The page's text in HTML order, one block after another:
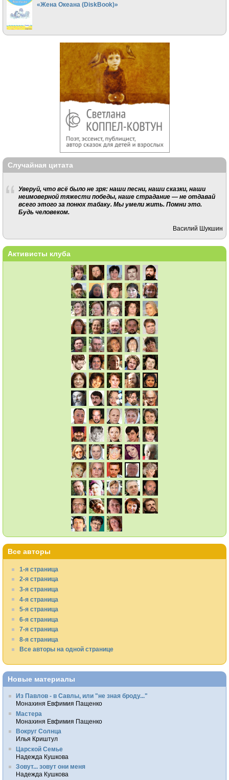
«Жена Океана (DiskBook)»
Случайная цитата
Уверуй, что всё было не зря: наши песни, наши сказки, наши
неимоверной тяжести победы, наше страдание — не отдавай
всего этого за понюх табаку. Мы умели жить. Помни это.
Будь человеком.
Василий Шукшин
Активисты клуба
Все авторы
1-я страница
2-я страница
3-я страница
4-я страница
5-я страница
6-я страница
7-я страница
8-я страница
Все авторы на одной странице
Новые материалы
Из Павлов - в Савлы, или "не зная броду..."
Монахиня Евфимия Пащенко
Мастера
Монахиня Евфимия Пащенко
Вокруг Солнца
Илья Криштул
Царской Семье
Надежда Кушкова
Зовут... зовут они меня
Надежда Кушкова